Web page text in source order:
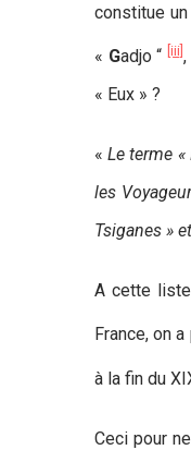
constitue
« Gadjo “[iii]
« Eux » ?
«Le terme
les
Tsiganes »
A cette liste
France, on
à la fin du
Ceci pour